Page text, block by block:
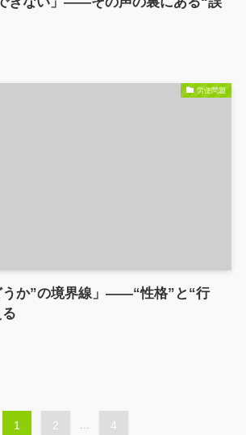
労使問題
うか”の境界線」――“性格”と“行
1 2 ... 4